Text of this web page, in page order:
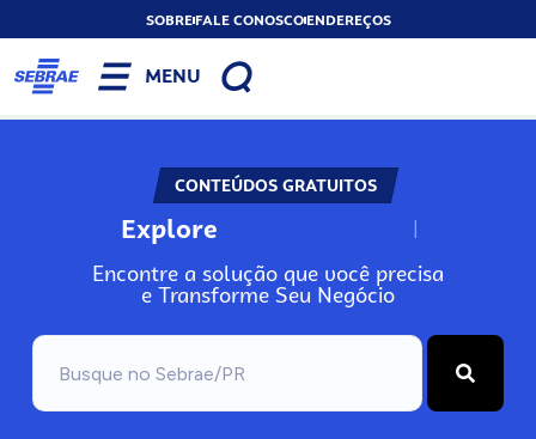
SOBREFALE CONOSCOENDEREÇOS
MENU
CONTEÚDOS GRATUITOS
Explore N
Encontre a solução que você precisa
e Transforme Seu Negócio